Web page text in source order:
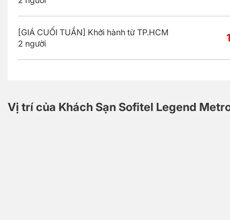
[GIÁ CUỐI TUẦN] Khởi hành từ TP.HCM
2 người
Vị trí của Khách Sạn Sofitel Legend